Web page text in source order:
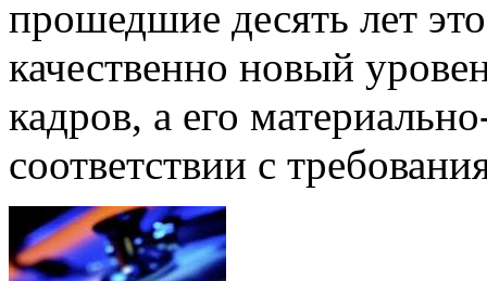
прошедшие десять лет
качественно новый
кадров, а его
соответствии с